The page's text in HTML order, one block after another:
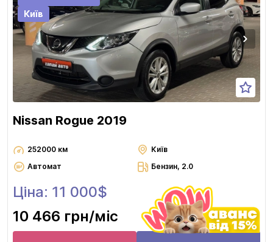
Київ
Nissan Rogue 2019
252000 км
Київ
Автомат
Бензин, 2.0
Ціна: 11 000$
10 466 грн/міс